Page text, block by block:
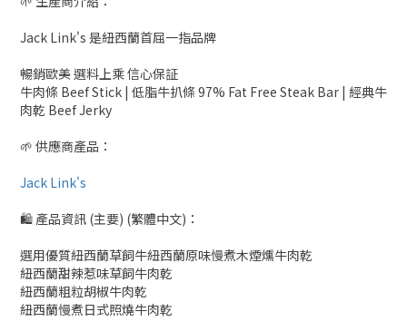
Jack Link's 是紐西蘭首屈一指品牌
暢銷歐美 選料上乘 信心保証
牛肉條 Beef Stick | 低脂牛扒條 97% Fat Free Steak Bar | 經典牛
肉乾 Beef Jerky
🌱 供應商產品：
Jack Link's
🛍 產品資訊 (主要) (繁體中文)：
選用優質紐西蘭草飼牛紐西蘭原味慢煮木煙燻牛肉乾
紐西蘭甜辣惹味草飼牛肉乾
紐西蘭粗粒胡椒牛肉乾
紐西蘭慢煮日式照燒牛肉乾